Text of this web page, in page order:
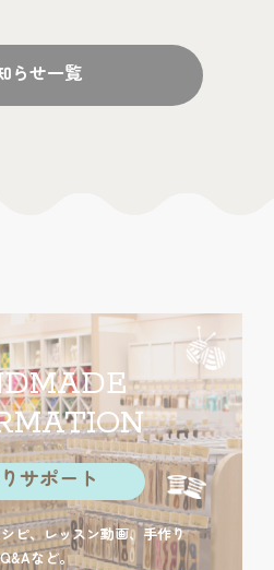
らせ一覧
サポート
ピ、レッスン動画、手作り
など。